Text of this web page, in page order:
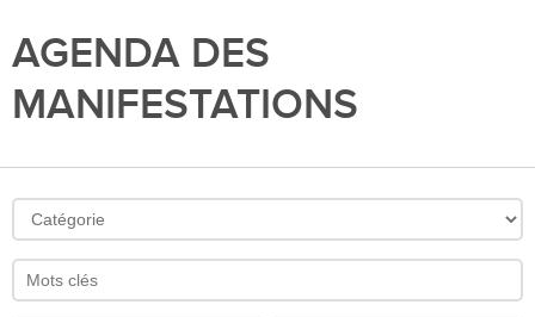
AGENDA DES
MANIFESTATIONS